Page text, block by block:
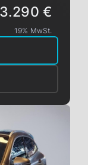
€
19% MwSt.